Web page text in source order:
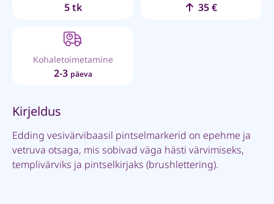
5 tk 35 €
Kohaletoimetamine
2-3 päeva
Kirjeldus
Edding vesivärvibaasil pintselmarkerid on epehme ja
vetruva otsaga, mis sobivad väga hästi värvimiseks,
templivärviks ja pintselkirjaks (brushlettering).